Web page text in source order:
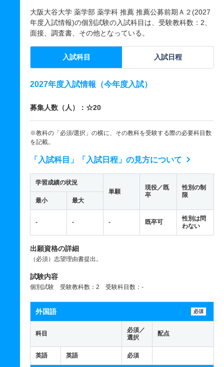
大阪大谷大学 薬学部 薬学科 推薦 推薦公募前期Ａ２(2027
年度入試情報)の個別試験の入試科目は、受験教科数：2、
面接、調査書、その他となっている。
入試科目 入試日程
2027年度入試情報（今年度入試）
募集人数（人）：☆20
※教科の「必須/選択」の横に、その教科を受験する際の必要科目数
を記載。
「入試科目」「入試日程」の見方について
学習成績の状況
単願
現役／既
卒
性別の制
限
最小 最大
- - - 既卒可
性別は問
わない
出願資格の詳細
（必須）志望理由書提出。
試験内容
個別試験 受験教科数：2 受験科目数：-
外国語 必須
科目
必須／
選択
配点
英語 英語 必須